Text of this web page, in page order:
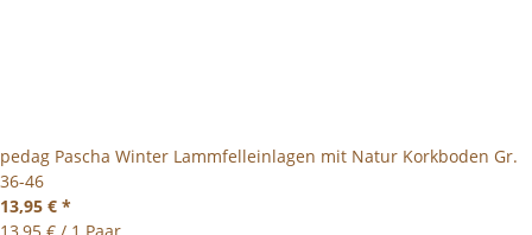
pedag Pascha Winter Lammfelleinlagen mit Natur Korkboden Gr.
36-46
13,95 € *